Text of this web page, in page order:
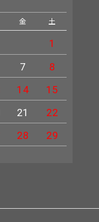
金 土
1
7
8
14
15
21
22
28
29